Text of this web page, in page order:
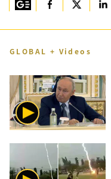
GLOBAL + Videos